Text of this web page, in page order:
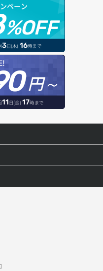
ペーン
%OFF
3日(木) 16時まで
円～
11日(金) 17時まで